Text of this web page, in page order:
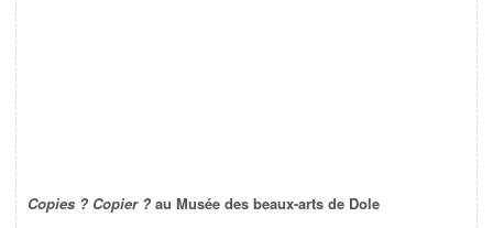
Copies ? Copier ? au Musée des beaux-arts de Dole